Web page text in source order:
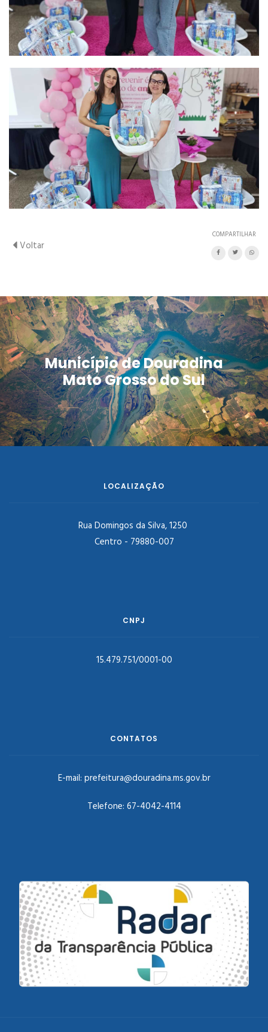
Voltar
COMPARTILHAR
Município de Douradina
Mato Grosso do Sul
LOCALIZAÇÃO
Rua Domingos da Silva, 1250
Centro - 79880-007
CNPJ
15.479.751/0001-00
CONTATOS
E-mail: prefeitura@douradina.ms.gov.br
Telefone: 67-4042-4114